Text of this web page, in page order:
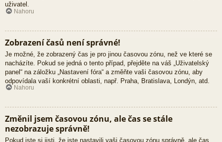
uživatel.
Nahoru
Zobrazení časů není správné!
Je možné, že zobrazený čas je pro jinou časovou zónu, než ve které se
nacházíte. Pokud se jedná o tento případ, přejděte na váš „Uživatelský
panel“ na záložku „Nastavení fóra“ a změňte vaši časovou zónu, aby
odpovídala vaší konkrétní oblasti, např. Praha, Bratislava, Londýn, atd.
Nahoru
Změnil jsem časovou zónu, ale čas se stále
nezobrazuje správně!
Pokud jste si jisti, že jste nastavili vaši časovou zónu správně, ale čas